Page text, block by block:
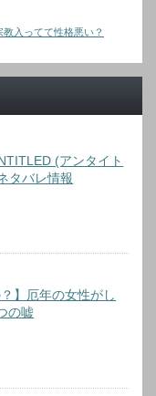
入ってて性格悪い？
(アンタイト
タバレ情報
？】厄年の女性がし
の嘘